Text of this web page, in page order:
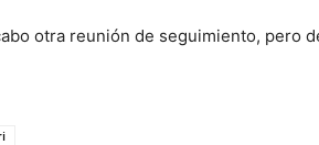
otra reunión de seguimiento, pero